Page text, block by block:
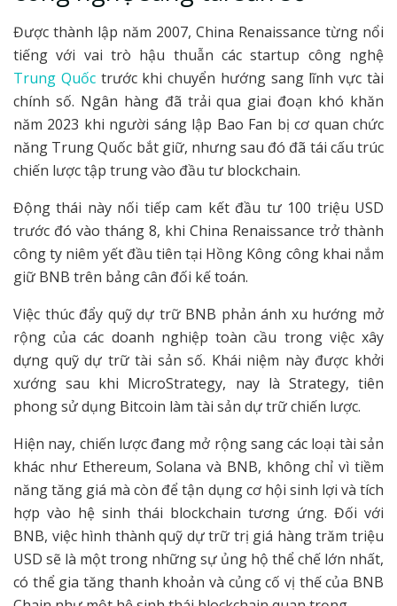
Được thành lập năm 2007, China Renaissance từng nổi
tiếng với vai trò hậu thuẫn các startup công nghệ
Trung Quốctrước khi chuyển hướng sang lĩnh vực tài
chính số. Ngân hàng đã trải qua giai đoạn khó khăn
năm 2023 khi người sáng lập Bao Fan bị cơ quan chức
năng Trung Quốc bắt giữ, nhưng sau đó đã tái cấu trúc
chiến lược tập trung vào đầu tư blockchain.
Động thái này nối tiếp cam kết đầu tư 100 triệu USD
trước đó vào tháng 8, khi China Renaissance trở thành
công ty niêm yết đầu tiên tại Hồng Kông công khai nắm
giữ BNB trên bảng cân đối kế toán.
Việc thúc đẩy quỹ dự trữ BNB phản ánh xu hướng mở
rộng của các doanh nghiệp toàn cầu trong việc xây
dựng quỹ dự trữ tài sản số. Khái niệm này được khởi
xướng sau khi MicroStrategy, nay là Strategy, tiên
phong sử dụng Bitcoin làm tài sản dự trữ chiến lược.
Hiện nay, chiến lược đang mở rộng sang các loại tài sản
khác như Ethereum, Solana và BNB, không chỉ vì tiềm
năng tăng giá mà còn để tận dụng cơ hội sinh lợi và tích
hợp vào hệ sinh thái blockchain tương ứng. Đối với
BNB, việc hình thành quỹ dự trữ trị giá hàng trăm triệu
USD sẽ là một trong những sự ủng hộ thể chế lớn nhất,
có thể gia tăng thanh khoản và củng cố vị thế của BNB